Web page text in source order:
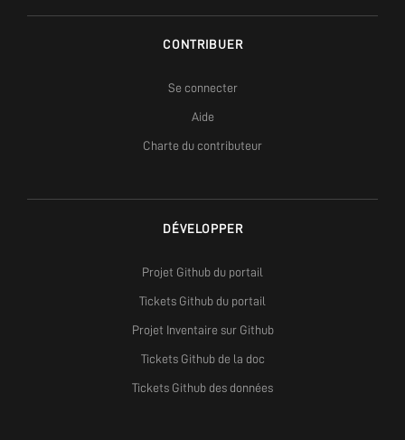
CONTRIBUER
Se connecter
Aide
Charte du contributeur
DÉVELOPPER
Projet Github du portail
Tickets Github du portail
Projet Inventaire sur Github
Tickets Github de la doc
Tickets Github des données